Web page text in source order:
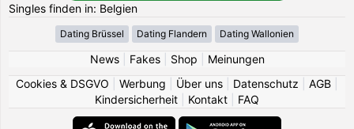
Singles finden in: Belgien
Dating Brüssel Dating Flandern Dating Wallonien
News| Fakes| Shop
Meinungen
Cookies & DSGVO
Werbung Über uns Datenschutz AGB
Kindersicherheit
Kontakt FAQ